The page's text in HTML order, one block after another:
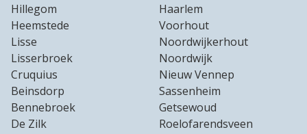
Hillegom
Heemstede
Lisse
Lisserbroek
Cruquius
Beinsdorp
Bennebroek
De Zilk
Haarlem
Voorhout
Noordwijkerhout
Noordwijk
Nieuw Vennep
Sassenheim
Getsewoud
Roelofarendsveen